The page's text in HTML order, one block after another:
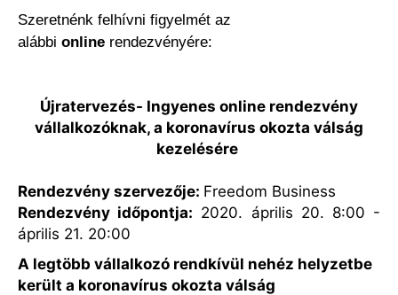
Szeretnénk felhívni figyelmét az
alábbi online rendezvényére:
Újratervezés- Ingyenes online rendezvény
vállalkozóknak, a koronavírus okozta válság
kezelésére
Rendezvény szervezője: Freedom Business
Rendezvény időpontja: 2020. április 20. 8:00 -
április 21. 20:00
A legtöbb vállalkozó rendkívül nehéz helyzetbe
került a koronavírus okozta válság